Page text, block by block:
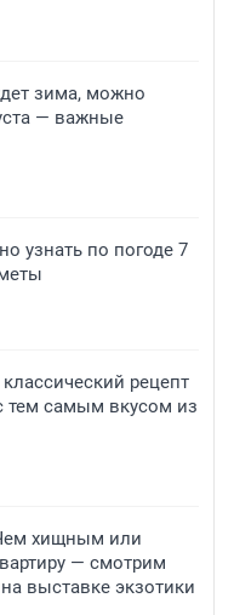
зима, можно
— важные
узнать по погоде 7
рецепт
тем самым вкусом из
хищным или
— смотрим
выставке экзотики